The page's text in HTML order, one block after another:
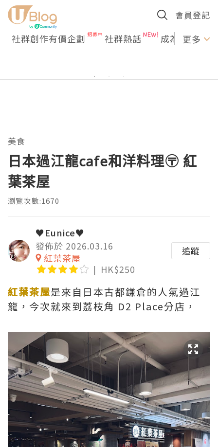
會員登記
社群創作有價企劃 社群熱話 成為U更多
美食
日本過江龍cafe和洋料理〶 紅
葉茶屋
瀏覽次數:1670
♥Eunice♥
發佈於 2026.03.16
紅葉茶屋
HK$250
追蹤
紅葉茶屋是來自日本古都鎌倉的人氣過江
龍，今次就來到荔枝角 D2 Place分店，